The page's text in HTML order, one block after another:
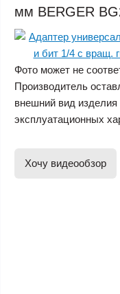
мм BERGER
Фото может не
Производитель
внешний вид
эксплуатационных
Хочу видеообзор